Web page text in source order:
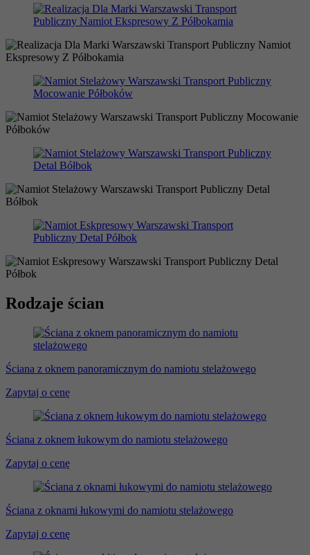
Rodzaje ścian
Ściana z oknem panoramicznym do namiotu stelażowego
Zapytaj o cenę
Ściana z oknem łukowym do namiotu stelażowego
Zapytaj o cenę
Ściana z oknami łukowymi do namiotu stelażowego
Zapytaj o cenę